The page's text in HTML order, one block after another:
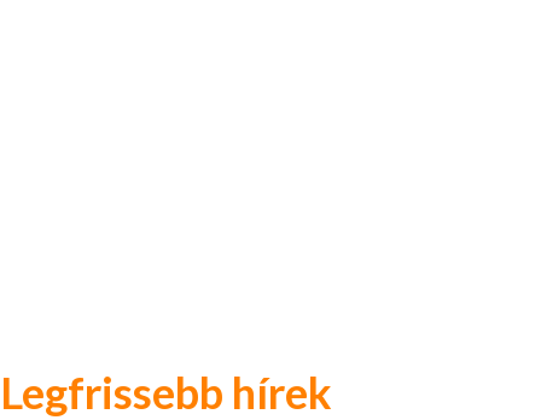
Legfrissebb hírek